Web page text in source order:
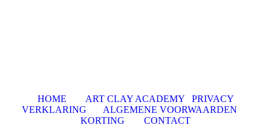
HOME ART CLAY ACADEMY
PRIVACY
VERKLARING
ALGEMENE VOORWAARDEN
KORTING
CONTACT